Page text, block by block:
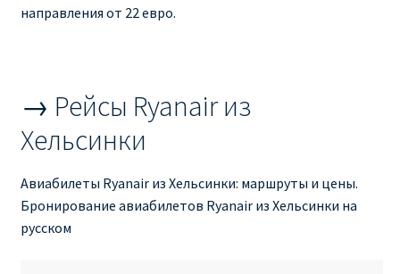
Ryanair онлайн регистрация
Ryanair пересадки
Ryanair Польша
направления от 22 евро.
→ Рейсы Ryanair из
Хельсинки
Авиабилеты Ryanair из Хельсинки: маршруты и цены.
Бронирование авиабилетов Ryanair из Хельсинки на
русском